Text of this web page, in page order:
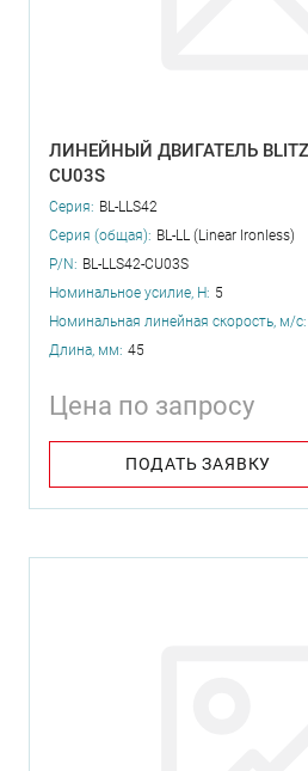
ЛИНЕЙНЫЙ ДВИГАТЕЛЬ
CU03S
Серия: BL-LLS42
Серия (общая): BL-LL (Linear Ironless)
P/N: BL-LLS42-CU03S
Номинальное усилие, Н: 5
Номинальная линейная скорость, м/с:
Длина, мм: 45
Цена по запросу
ПОДАТЬ ЗАЯВКУ